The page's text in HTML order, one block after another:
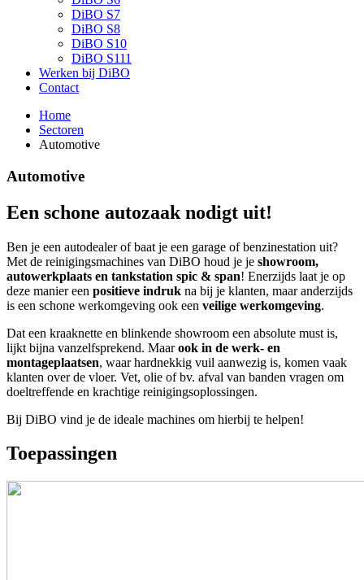
DiBO S7
DiBO S8
DiBO S10
DiBO S111
Werken bij DiBO
Contact
Home
Sectoren
Automotive
Automotive
Een schone autozaak nodigt uit!
Ben je een autodealer of baat je een garage of benzinestation uit?
Met de reinigingsmachines van DiBO houd je je showroom,
autowerkplaats en tankstation spic & span! Enerzijds laat je op
deze manier een positieve indruk na bij je klanten, maar anderzijds
is een schone werkomgeving ook een veilige werkomgeving.
Dat een kraaknette en blinkende showroom een absolute must is,
lijkt bijna vanzelfsprekend. Maarook in de werk- en
montageplaatsen, waar hardnekkig vuil aanwezig is, komen vaak
klanten over de vloer. Vet, olie of bv. afval van banden vragen om
doeltreffende en krachtige reinigingsoplossingen.
Bij DiBO vind je de ideale machines om hierbij te helpen!
Toepassingen